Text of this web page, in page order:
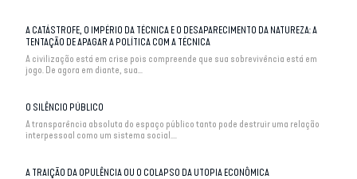
A CATÁSTROFE, O IMPÉRIO DA TÉCNICA E O DESAPARECIMENTO DA NATUREZA: A
TENTAÇÃO DE APAGAR A POLÍTICA COM A TÉCNICA
A civilização está em crise pois compreende que sua sobrevivência está em
jogo. De agora em diante, sua...
O SILÊNCIO PÚBLICO
A transparência absoluta do espaço público tanto pode destruir uma relação
interpessoal como um sistema social....
A TRAIÇÃO DA OPULÊNCIA OU O COLAPSO DA UTOPIA ECONÔMICA